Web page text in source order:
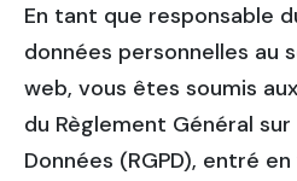
En tant que responsable
données personnelles au
web, vous êtes soumis
du Règlement Général
Données (RGPD), entré